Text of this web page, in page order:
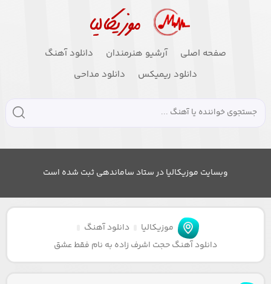
صفحه اصلی آرشیو هنرمندان
دانلود آهنگ
دانلود ریمیکس
دانلود مداحی
وبسایت موزیکالیا در ستاد ساماندهی ثبت شده است
موزیکالیا
دانلود آهنگ
دانلود آهنگ حجت اشرف زاده به نام فقط عشق